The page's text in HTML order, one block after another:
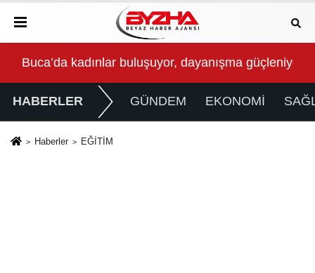
Avrupa Drama Buluşmaları gençleri İzmir’de
HABERLER GÜNDEM EKONOMİ
Haberler EĞİTİM